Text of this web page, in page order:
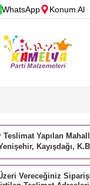
WhatsApp Konum Al
Teslimat Yapılan
Kayışdağı,
Vereceğiniz